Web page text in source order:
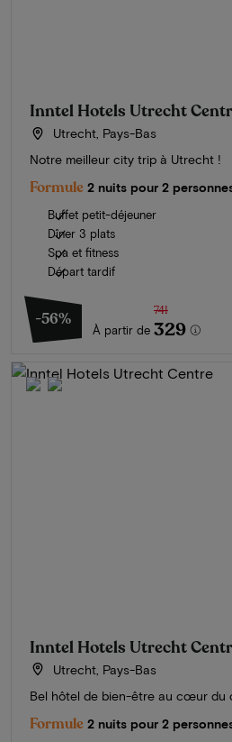
Inntel Hotels Utrecht
Utrecht, Pays-Bas
Notre meilleur city trip à Utrecht !
Formule 2 nuits pour 2
Buffet petit-déjeuner
Dîner 3 plats
Spa et fitness
Départ tardif
-56%
À partir de
741
329
Inntel Hotels Utrecht
Utrecht, Pays-Bas
Bel hôtel de bien-être au cœur du
Formule 2 nuits pour 2